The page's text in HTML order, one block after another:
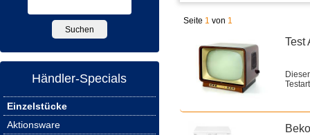
Seite 1 von 1
Test
Händler-Specials
Einzelstücke
Aktionsware